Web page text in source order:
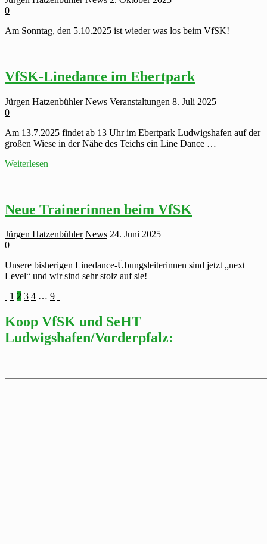
0
Am Sonntag, den 5.10.2025 ist wieder was los beim VfSK!
VfSK-Linedance im Ebertpark
Jürgen Hatzenbühler News Veranstaltungen 8. Juli 2025
0
Am 13.7.2025 findet ab 13 Uhr im Ebertpark Ludwigshafen auf der
großen Wiese in der Nähe des Teichs ein Line Dance …
VfSK-
Weiterlesen
Neue Trainerinnen beim VfSK
Jürgen Hatzenbühler News 24. Juni 2025
0
Unsere bisherigen Linedance-Übungsleiterinnen sind jetzt „next
Level“ und wir sind sehr stolz auf sie!
Seitennummerierung
der
Beiträge
1 2 3 4 … 9
Koop VfSK und SeHT
Ludwigshafen/Vorderpfalz: